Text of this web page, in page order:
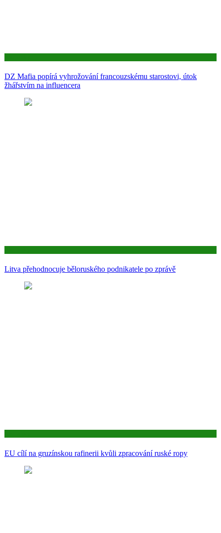
DZ Mafia popírá vyhrožování francouzskému starostovi, útok
žhářstvím na influencera
Litva přehodnocuje běloruského podnikatele po zprávě
EU cílí na gruzínskou rafinerii kvůli zpracování ruské ropy